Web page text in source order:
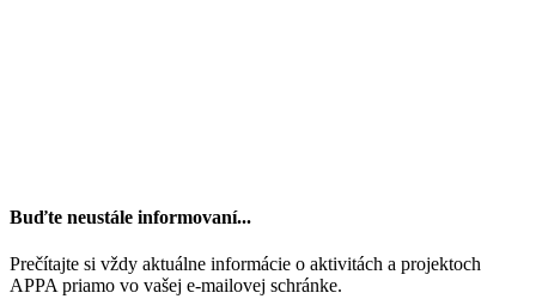
Buďte neustále informovaní...
Prečítajte si vždy aktuálne informácie o aktivitách a projektoch
APPA priamo vo vašej e-mailovej schránke.